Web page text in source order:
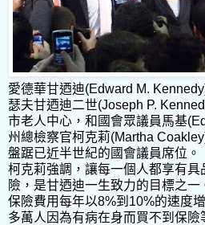
愛德華甘迺迪(Edward M.
瑟夫甘迺迪二世(Joseph P.
市老人中心，和國會眾議員馬基
州總檢察官柯克莉(Martha
盤踞已近半世紀的國會議員席位。
柯克莉強調，讓每一個人都享有具
險，是甘迺迪一生致力的目標之
保險費用每年以8%到10%的速度
多萬人因為有病在身而買不到保